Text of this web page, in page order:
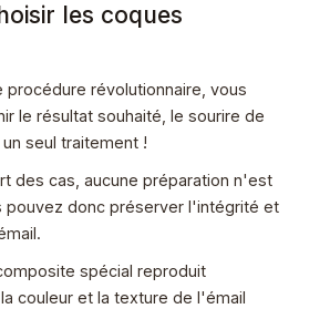
les coques
procédure révolutionnaire, vous
le résultat souhaité, le sourire de
seul traitement !
des cas, aucune préparation n'est
pouvez donc préserver l'intégrité et
spécial reproduit
couleur et la texture de l'émail